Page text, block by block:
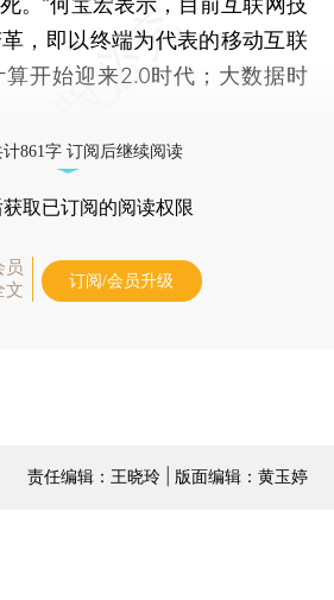
，即以终端为代表的移动互联
算开始迎来2.0时代；大数据时
861字 订阅后继续阅读
获取已订阅的阅读权限
员
文
订阅/会员升级
责任编辑：王晓玲 | 版面编辑：黄玉婷